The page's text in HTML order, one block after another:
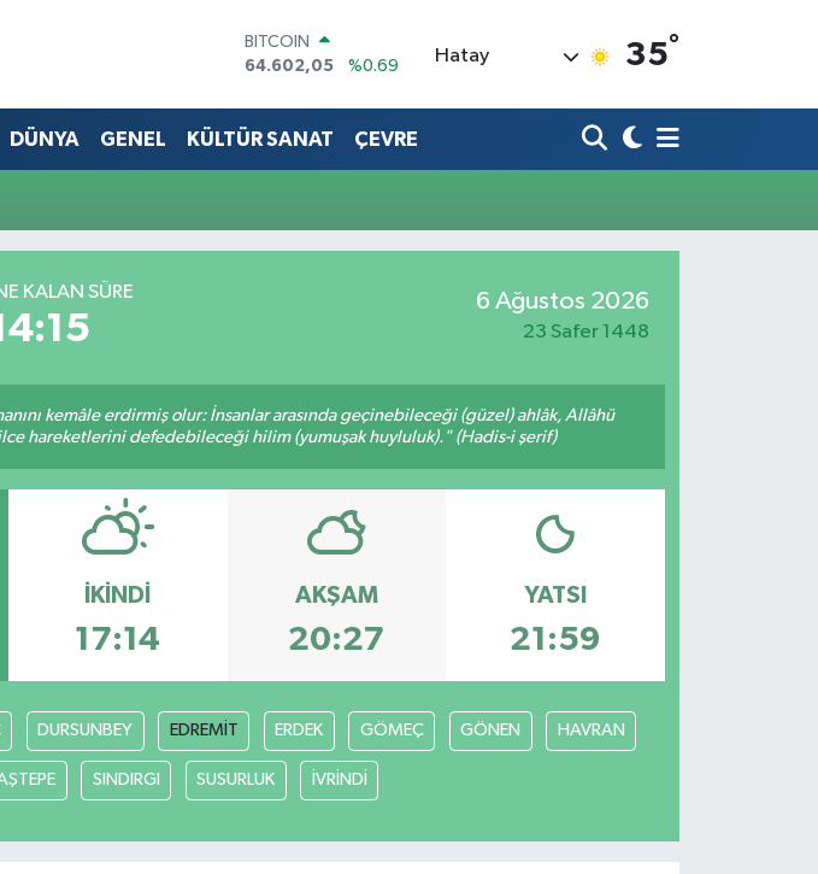
BITCOIN
64.602,05
%0.69
EURO
GRAM ALTIN
Hatay 35°
DÜNYA GENEL KÜLTÜR SANAT ÇEVRE
KALAN SÜRE 6 Ağustos 2026
23 Safer 1448
kemâle erdirmiş olur: İnsanlar arasında geçinebileceği (güzel) ahlâk, Allâhü
hareketlerini defedebileceği hilim (yumuşak huyluluk)." (Hadis-i şerif)
İKINDI
17:14
AKŞAM
20:27
YATSI
21:59
DURSUNBEY EDREMİT ERDEK GÖMEÇ GÖNEN HAVRAN
SINDIRGI SUSURLUK İVRİNDİ